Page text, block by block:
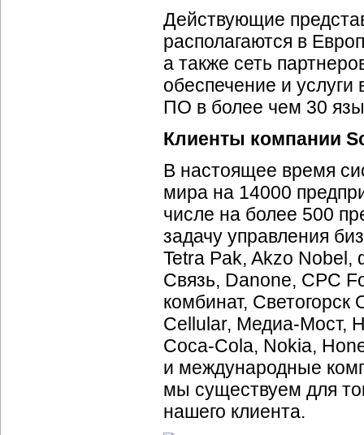
Действующие
располагаются в
а также сеть
обеспечение и услуги
ПО в более чем 30
Клиенты компании
В настоящее время
мира на 14000
числе на более 500
задачу управления
Tetra Pak, Akzo
Связь, Danone, CPC
комбинат,
Cellular, Медиа-Мост,
Coca-Cola, Nokia,
и международные
мы существуем для
нашего клиента.